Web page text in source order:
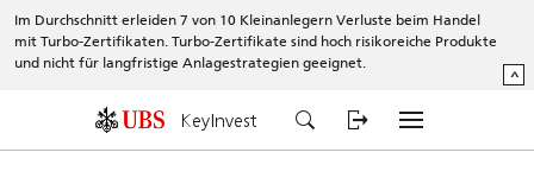
Im Durchschnitt erleiden 7 von 10 Kleinanlegern Verluste beim Handel
mit Turbo-Zertifikaten. Turbo-Zertifikate sind hoch risikoreiche Produkte
und nicht für langfristige Anlagestrategien geeignet.
^
KeyInvest